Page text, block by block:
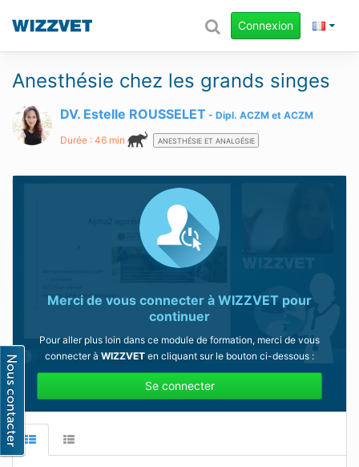
Connexion
Anesthésie chez les grands singes
DV. Estelle ROUSSELET Dipl. ACZM et ACZM
Durée : 46 min ANESTHÉSIE ET ANALGÉSIE
Merci de vous connecter à WIZZVET pour
continuer
Pour aller plus loin dans ce module de formation, merci de vous
connecter à WIZZVET en cliquant sur le bouton ci-dessous :
Se connecter